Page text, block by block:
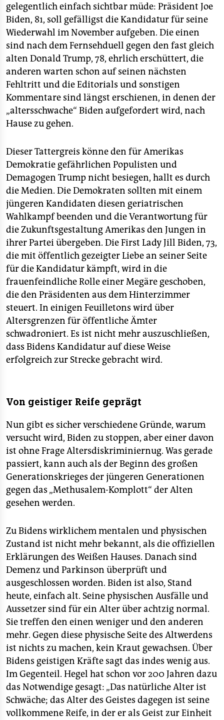
gelegentlich einfach sichtbar müde: Präsident Joe
Biden, 81, soll gefälligst die Kandidatur für seine
Wiederwahl im November aufgeben. Die einen
sind nach dem Fernsehduell gegen den fast gleich
alten Donald Trump, 78, ehrlich erschüttert, die
anderen warten schon auf seinen nächsten
Fehltritt und die Editorials und sonstigen
Kommentare sind längst erschienen, in denen der
„altersschwache“ Biden aufgefordert wird, nach
Hause zu gehen.
Dieser Tattergreis könne den für Amerikas
Demokratie gefährlichen Populisten und
Demagogen Trump nicht besiegen, hallt es durch
die Medien. Die Demokraten sollten mit einem
jüngeren Kandidaten diesen geriatrischen
Wahlkampf beenden und die Verantwortung für
die Zukunftsgestaltung Amerikas den Jungen in
ihrer Partei übergeben. Die First Lady Jill Biden, 73,
die mit öffentlich gezeigter Liebe an seiner Seite
für die Kandidatur kämpft, wird in die
frauenfeindliche Rolle einer Megäre geschoben,
die den Präsidenten aus dem Hinterzimmer
steuert. In einigen Feuilletons wird über
Altersgrenzen für öffentliche Ämter
schwadroniert. Es ist nicht mehr auszuschließen,
dass Bidens Kandidatur auf diese Weise
erfolgreich zur Strecke gebracht wird.
Von geistiger Reife geprägt
Nun gibt es sicher verschiedene Gründe, warum
versucht wird, Biden zu stoppen, aber einer davon
ist ohne Frage Altersdiskriminiernug. Was gerade
passiert, kann auch als der Beginn des großen
Generationskrieges der jüngeren Generationen
gegen das „Methusalem-Komplott“ der Alten
gesehen werden.
Zu Bidens wirklichem mentalen und physischen
Zustand ist nicht mehr bekannt, als die offiziellen
Erklärungen des Weißen Hauses. Danach sind
Demenz und Parkinson überprüft und
ausgeschlossen worden. Biden ist also, Stand
heute, einfach alt. Seine physischen Ausfälle und
Aussetzer sind für ein Alter über achtzig normal.
Sie treffen den einen weniger und den anderen
mehr. Gegen diese physische Seite des Altwerdens
ist nichts zu machen, kein Kraut gewachsen. Über
Bidens geistigen Kräfte sagt das indes wenig aus.
Im Gegenteil. Hegel hat schon vor 200 Jahren dazu
das Notwendige gesagt: „Das natürliche Alter ist
Schwäche; das Alter des Geistes dagegen ist seine
vollkommene Reife, in der er als Geist zur Einheit